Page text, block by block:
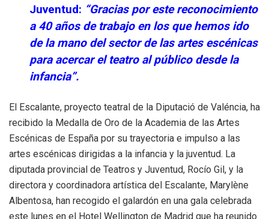
Juventud: “Gracias por este reconocimiento
a 40 años de trabajo en los que hemos ido
de la mano del sector de las artes escénicas
para acercar el teatro al público desde la
infancia”.
El Escalante, proyecto teatral de la Diputació de Valéncia, ha
recibido la Medalla de Oro de la Academia de las Artes
Escénicas de España por su trayectoria e impulso a las
artes escénicas dirigidas a la infancia y la juventud. La
diputada provincial de Teatros y Juventud, Rocío Gil, y la
directora y coordinadora artística del Escalante, Marylène
Albentosa, han recogido el galardón en una gala celebrada
este lunes en el Hotel Wellington de Madrid que ha reunido